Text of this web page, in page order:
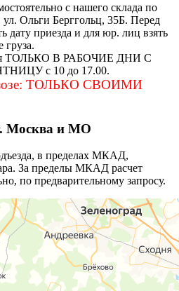
с нашего склада по
ул. Ольги Берггольц, 35Б. Перед
дату приезда и для юр. лиц взять
груза.
ТОЛЬКО В РАБОЧИЕ ДНИ С
с 10 до 17.00.
ТОЛЬКО СВОИМИ
Москва и МО
в пределах МКАД,
За пределы МКАД расчет
по предварительному запросу.